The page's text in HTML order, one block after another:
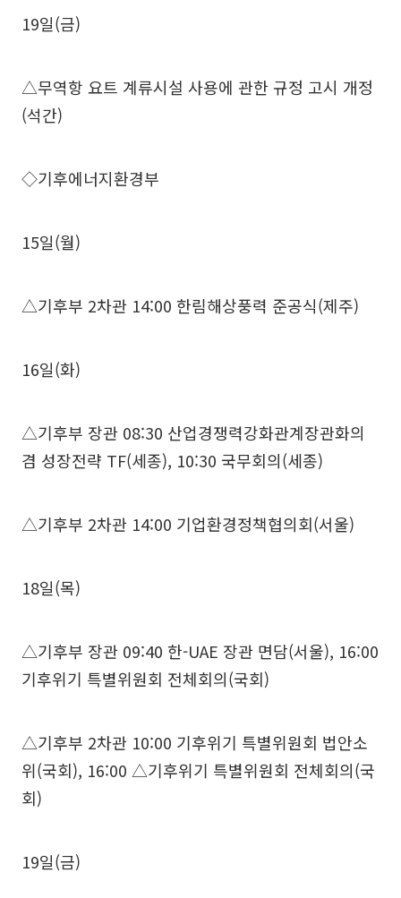
19일(금)
△무역항 요트 계류시설 사용에 관한 규정 고시 개정
(석간)
◇기후에너지환경부
15일(월)
△기후부 2차관 14:00 한림해상풍력 준공식(제주)
16일(화)
△기후부 장관 08:30 산업경쟁력강화관계장관화의
겸 성장전략 TF(세종), 10:30 국무회의(세종)
△기후부 2차관 14:00 기업환경정책협의회(서울)
18일(목)
△기후부 장관 09:40 한-UAE 장관 면담(서울), 16:00
기후위기 특별위원회 전체회의(국회)
△기후부 2차관 10:00 기후위기 특별위원회 법안소
위(국회), 16:00 △기후위기 특별위원회 전체회의(국
회)
19일(금)